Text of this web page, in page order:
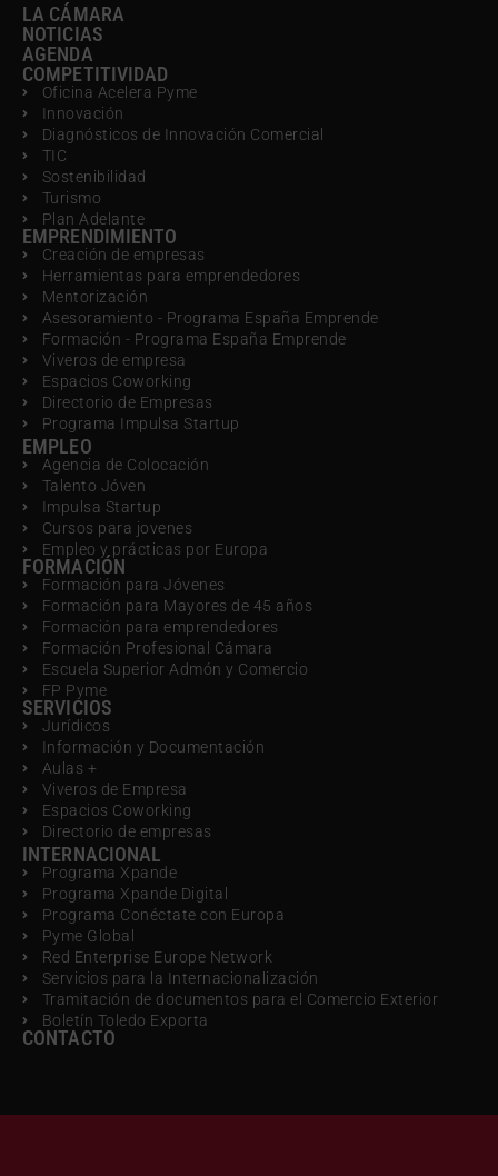
LA CÁMARA
NOTICIAS
AGENDA
COMPETITIVIDAD
Oficina Acelera Pyme
Innovación
Diagnósticos de Innovación Comercial
TIC
Sostenibilidad
Turismo
Plan Adelante
EMPRENDIMIENTO
Creación de empresas
Herramientas para emprendedores
Mentorización
Asesoramiento - Programa España Emprende
Formación - Programa España Emprende
Viveros de empresa
Espacios Coworking
Directorio de Empresas
Programa Impulsa Startup
EMPLEO
Agencia de Colocación
Talento Jóven
Impulsa Startup
Cursos para jovenes
Empleo y prácticas por Europa
FORMACIÓN
Formación para Jóvenes
Formación para Mayores de 45 años
Formación para emprendedores
Formación Profesional Cámara
Escuela Superior Admón y Comercio
FP Pyme
SERVICIOS
Jurídicos
Información y Documentación
Aulas +
Viveros de Empresa
Espacios Coworking
Directorio de empresas
INTERNACIONAL
Programa Xpande
Programa Xpande Digital
Programa Conéctate con Europa
Pyme Global
Red Enterprise Europe Network
Servicios para la Internacionalización
Tramitación de documentos para el Comercio Exterior
Boletín Toledo Exporta
CONTACTO